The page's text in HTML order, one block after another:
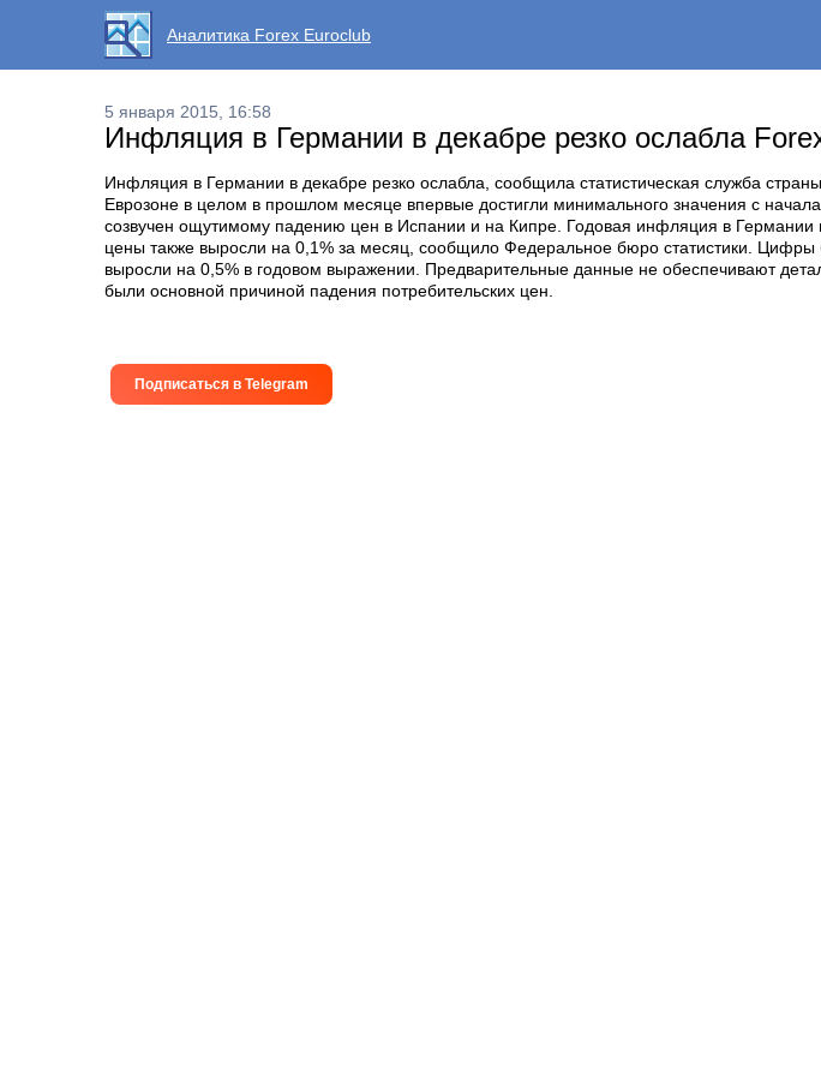
Аналитика Forex Euroclub
5 января 2015, 16:58
Инфляция в Германии в декабре резко ослабла
Инфляция в Германии в декабре резко ослабла, сообщила статистическая служба
Еврозоне в целом в прошлом месяце впервые достигли минимального значения с
созвучен ощутимому падению цен в Испании и на Кипре. Годовая инфляция в
цены также выросли на 0,1% за месяц, сообщило Федеральное бюро статистики.
выросли на 0,5% в годовом выражении. Предварительные данные не обеспечивают
были основной причиной падения потребительских цен.
Подписаться в Telegram